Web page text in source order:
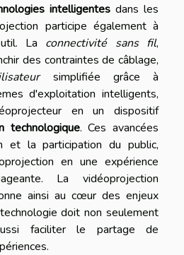
intelligentes dans les
participe également à
La connectivité sans fil,
des contraintes de câblage,
simplifiée grâce à
d'exploitation intelligents,
en un dispositif
technologique. Ces avancées
et la participation du public,
en une expérience
La vidéoprojection
ainsi au cœur des enjeux
doit non seulement
faciliter le partage de